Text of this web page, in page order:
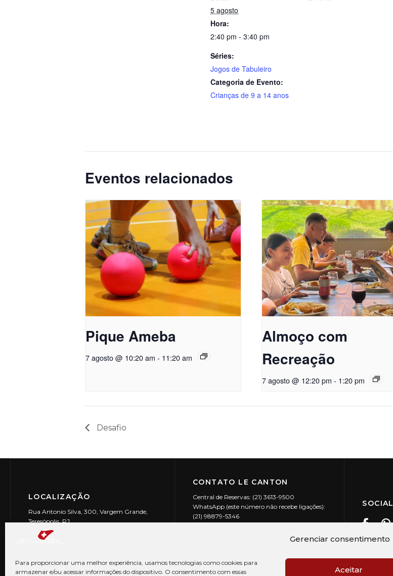
Gerenciar consentimento
Para proporcionar uma melhor experiência, usamos tecnologias como cookies para
armazenar e/ou acessar informações do dispositivo. O consentimento com essas
Aceitar
5 agosto
Hora:
2:40 pm - 3:40 pm
Séries:
Jogos de Tabuleiro
Categoria de Evento:
Crianças de 9 a 14 anos
Eventos relacionados
Pique Ameba
7 agosto @ 10:20 am - 11:20 am
Almoço com
Recreação
7 agosto @ 12:20 pm - 1:20 pm
Desafio
LOCALIZAÇÃO
Rua Antonio Silva, 300, Vargem Grande,
Teresópolis, RJ
CEP: 25990-150
CONTATO LE CANTON
Central de Reservas: (21) 3613-9500
WhatsApp (este número não recebe ligações):
(21) 98879-5346
SOCIAL